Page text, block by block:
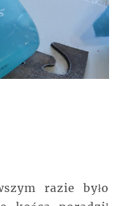
razie było